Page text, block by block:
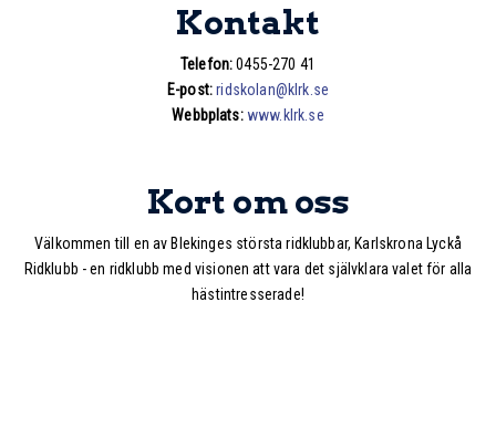
Kontakt
Telefon:0455-270 41
E-post: ridskolan@klrk.se
Webbplats:www.klrk.se
Kort om oss
Välkommen till en av Blekinges största ridklubbar, Karlskrona Lyckå
Ridklubb - en ridklubb med visionen att vara det självklara valet för alla
hästintresserade!